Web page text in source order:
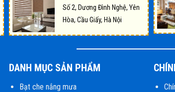
Số 2, Dương Đình Nghệ, Yên
Hòa, Cầu Giấy, Hà Nội
DANH MỤC SẢN PHẨM
Bạt che nắng mưa